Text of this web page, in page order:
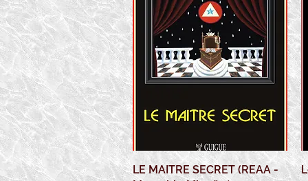
Aperçu rapide
LE MAITRE SECRET (REAA -